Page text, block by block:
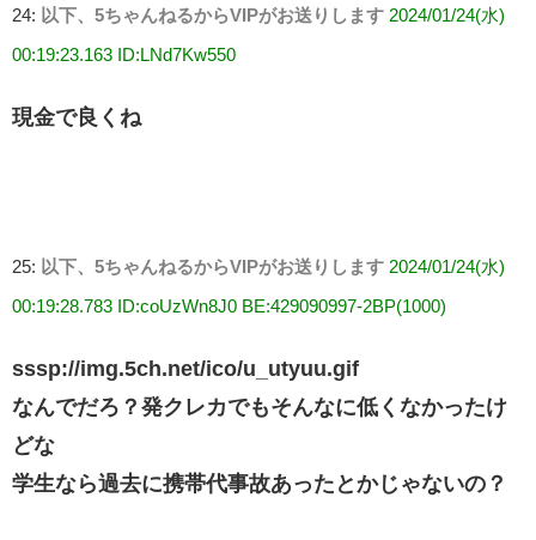
24: 以下、5ちゃんねるからVIPがお送りします 2024/01/24(水)
00:19:23.163 ID:LNd7Kw550
現金で良くね
25: 以下、5ちゃんねるからVIPがお送りします 2024/01/24(水)
00:19:28.783 ID:coUzWn8J0 BE:429090997-2BP(1000)
sssp://img.5ch.net/ico/u_utyuu.gif
なんでだろ？発クレカでもそんなに低くなかったけ
どな
学生なら過去に携帯代事故あったとかじゃないの？